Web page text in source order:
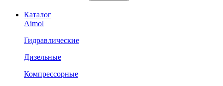
Каталог
Aimol
Гидравлические
Дизельные
Компрессорные